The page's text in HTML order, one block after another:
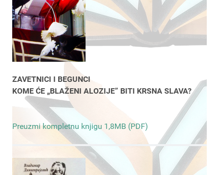
ZAVETNICI I BEGUNCI
KOME ĆE „BLAŽENI ALOZIJE” BITI KRSNA SLAVA?
Preuzmi kompletnu knjigu 1,8MB (PDF)